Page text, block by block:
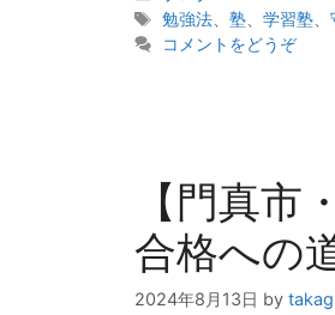
テ
ゴ
タ
グ
勉強法、塾、学習塾、
コメントをどうぞ
【門真
合格への
2024年8月13日 by